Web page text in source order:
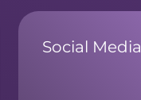
Social Media